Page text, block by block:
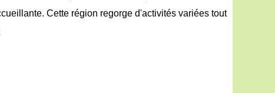
Cette région regorge d'activités variées tout